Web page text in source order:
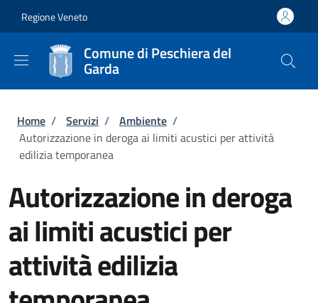
Regione Veneto
Comune di Peschiera del
Garda
Briciole di pane
Home / Servizi / Ambiente /
Autorizzazione in deroga ai limiti acustici per attività
edilizia temporanea
Autorizzazione in deroga
ai limiti acustici per
attività edilizia